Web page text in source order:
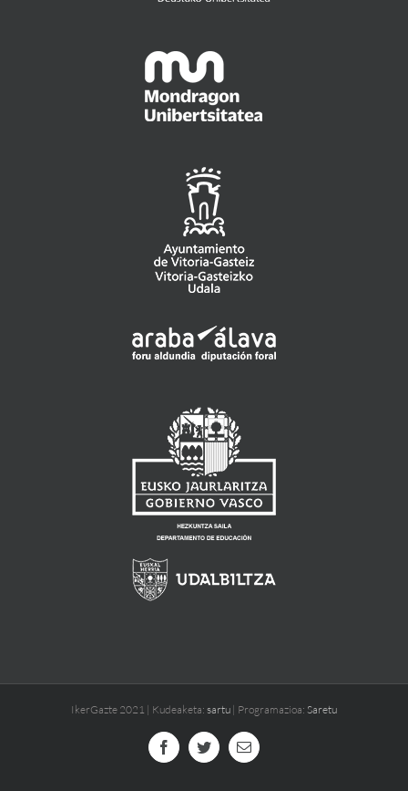
IkerGazte 2021 | Kudeaketa: sartu | Programazioa: Saretu
FacebookTwitterEmail